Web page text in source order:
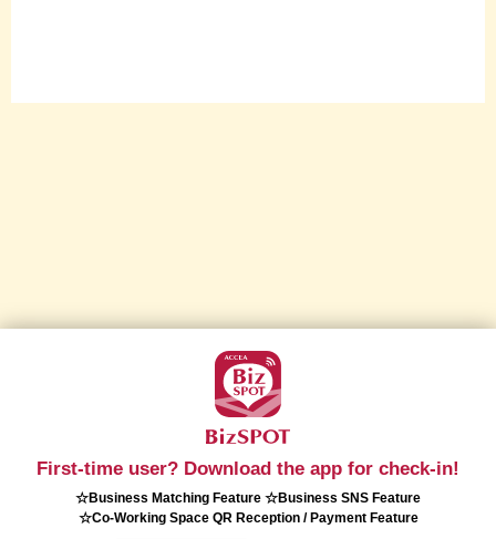
First-time user? Download the app for check-in!
☆Business Matching Feature ☆Business SNS Feature
☆Co-Working Space QR Reception / Payment Feature